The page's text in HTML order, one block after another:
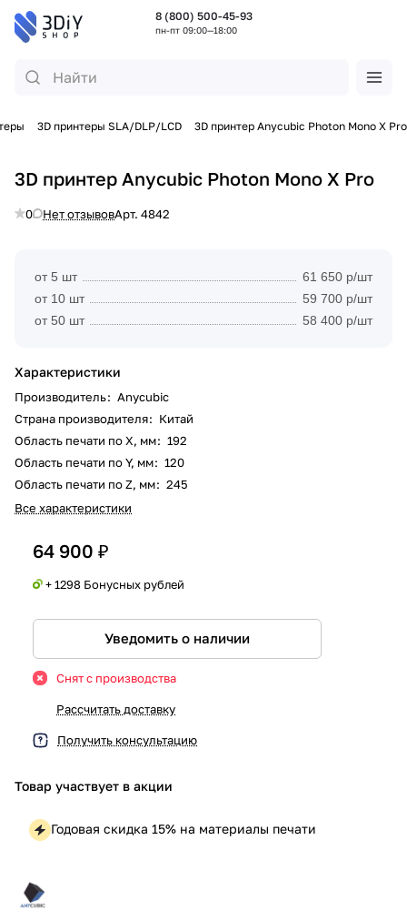
8 (800) 500-45-93
пн-пт 09:00—18:00
3D принтеры SLA/DLP/LCD 3D принтер Anycubic Photon Mono X Pro
3D принтер Anycubic Photon Mono X Pro
0 Нет отзывовАрт. 4842
от 5 шт
61 650 р/шт
от 10 шт
59 700 р/шт
от 50 шт
58 400 р/шт
Характеристики
Производитель: Anycubic
Страна производителя: Китай
Область печати по X, мм: 192
Область печати по Y, мм: 120
Область печати по Z, мм: 245
Все характеристики
64 900 ₽
+ 1298 Бонусных рублей
Уведомить о наличии
Снят с производства
Рассчитать доставку
Получить консультацию
Товар участвует в акции
Годовая скидка 15% на материалы печати